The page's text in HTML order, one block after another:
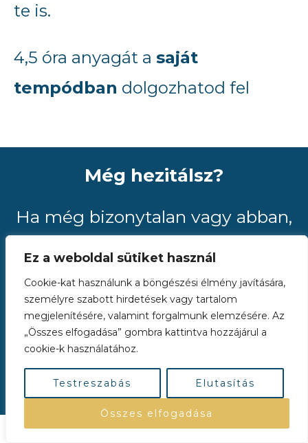
Ez a weboldal sütiket használ
Cookie-kat használunk a böngészési élmény javítására,
személyre szabott hirdetések vagy tartalom
megjelenítésére, valamint forgalmunk elemzésére. Az
„Összes elfogadása” gombra kattintva hozzájárul a
cookie-k használatához.
Testreszabás Elutasítás
Összes elfogadása
te is.
4,5 óra anyagát a saját
tempódban dolgozhatod fel
Még hezitálsz?
Ha még bizonytalan vagy abban,
hogy megszerezd-e a Sikeres
Kiválasztás Online Tréning
felvételeit, írj nekünk a
hello@ungvarijudit.hu címre és
tedd fel a kérdéseidet.